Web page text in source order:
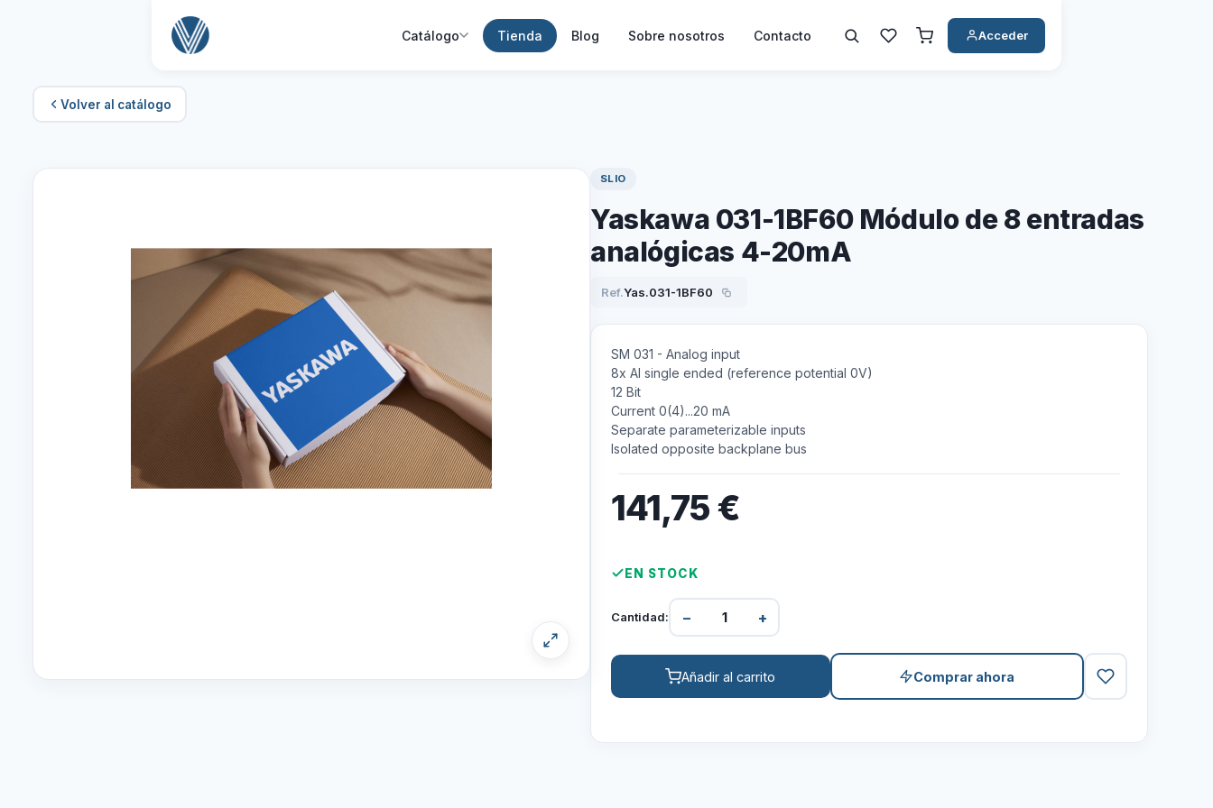
Catálogo Tienda Blog Sobre nosotros Contacto Acceder
Volver al catálogo
SLIO
Yaskawa 031-1BF60 Módulo de 8 entradas
analógicas 4-20mA
Ref.Yas.031-1BF60
SM 031 - Analog input
8x AI single ended (reference potential 0V)
12 Bit
Current 0(4)...20 mA
Separate parameterizable inputs
Isolated opposite backplane bus
141,75€
EN STOCK
Cantidad: − +
Añadir al carrito Comprar ahora